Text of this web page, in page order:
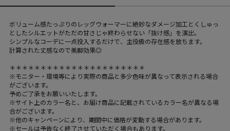
ボリューム感たっぷりのレッグウォーマーに絶妙なダメージ加工とくしゅっ
としたシルエットがただの甘さじゃ終わらせない「抜け感」を演出。
シンプルなコーデに一点投入するだけで、主役級の存在感を放ちます。
計算された丈感なので美脚効果◎
＊＊＊＊＊＊＊＊＊＊＊＊＊＊＊＊＊＊＊＊＊＊
※モニター・環境等により実際の商品と多少色味が異なって表示される場合
がございます。
予めご了承をお願いいたします。
※サイト上のカラー名と、お届け商品に記載されているカラー名が異なる場
合がございます。
※他のキャンペーンにより、期間中に価格が変動する場合があります。
※セールは予告なく終了させていただく場合もあります。